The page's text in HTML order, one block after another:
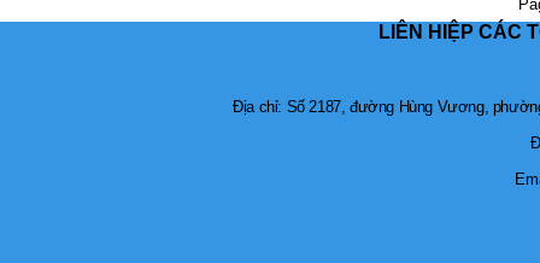
LIÊN HIỆP CÁC
Địa chỉ: Số 2187, đường Hùng Vương,